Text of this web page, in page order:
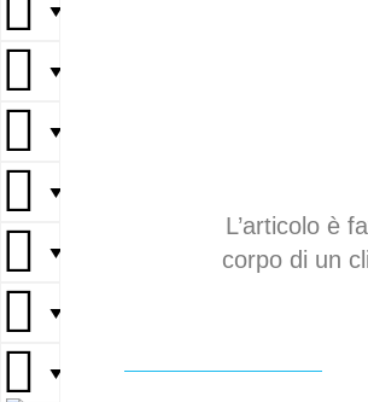
▼
▼
▼
▼
▼
▼
▼
L’articolo è
corpo di un